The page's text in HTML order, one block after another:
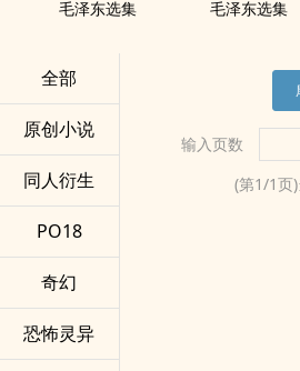
毛泽东选集 毛泽东选集
全部
原创小说
同人衍生
PO18
奇幻
恐怖灵异
输入页数
(第1/1页